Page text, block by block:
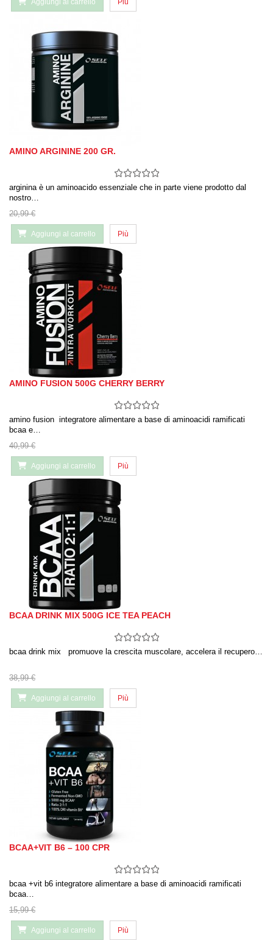
Aggiungi al carrello Più
AMINO ARGININE 200 GR.
arginina è un aminoacido essenziale che in parte viene prodotto dal
nostro…
20,99 €
Aggiungi al carrello Più
AMINO FUSION 500G CHERRY BERRY
amino fusion integratore alimentare a base di aminoacidi ramificati
bcaa e…
40,99 €
Aggiungi al carrello Più
BCAA DRINK MIX 500G ICE TEA PEACH
bcaa drink mix promuove la crescita muscolare, accelera il recupero…
38,99 €
Aggiungi al carrello Più
BCAA+VIT B6 – 100 CPR
bcaa +vit b6 integratore alimentare a base di aminoacidi ramificati
bcaa…
15,99 €
Aggiungi al carrello Più